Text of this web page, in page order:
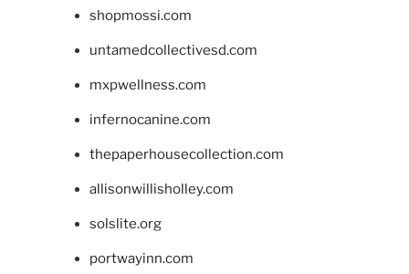
shopmossi.com
untamedcollectivesd.com
mxpwellness.com
infernocanine.com
thepaperhousecollection.com
allisonwillisholley.com
solslite.org
portwayinn.com